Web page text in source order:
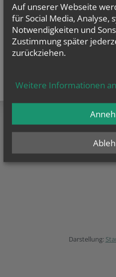
Darstellung:
Auf unserer Webseite
für Social Media, Analyse,
Notwendigkeiten und
Zustimmung später
zurückziehen.
Weitere Informationen